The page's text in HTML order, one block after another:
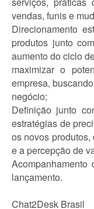
vendas, funis e
Direcionamento
produtos junto
aumento do ciclo
maximizar o
empresa,
negócio;
Definição junto
estratégias de
os novos
e a percepção de
lançamento.
Chat2Desk Brasil